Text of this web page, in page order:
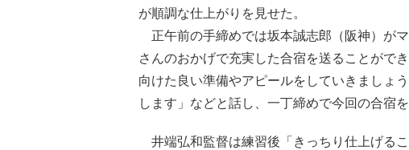
が順調な仕上がりを見せた。
正午前の手締めでは坂本誠志郎（阪神）が
さんのおかげで充実した合宿を送ることがで
向けた良い準備やアピールをしていきましょ
します」などと話し、一丁締めで今回の合宿を
井端弘和監督は練習後「きっちり仕上げる